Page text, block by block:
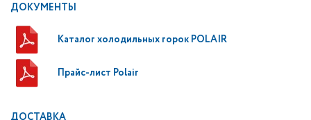
ДОКУМЕНТЫ
Каталог холодильных горок POLAIR
Прайс-лист Polair
ДОСТАВКА